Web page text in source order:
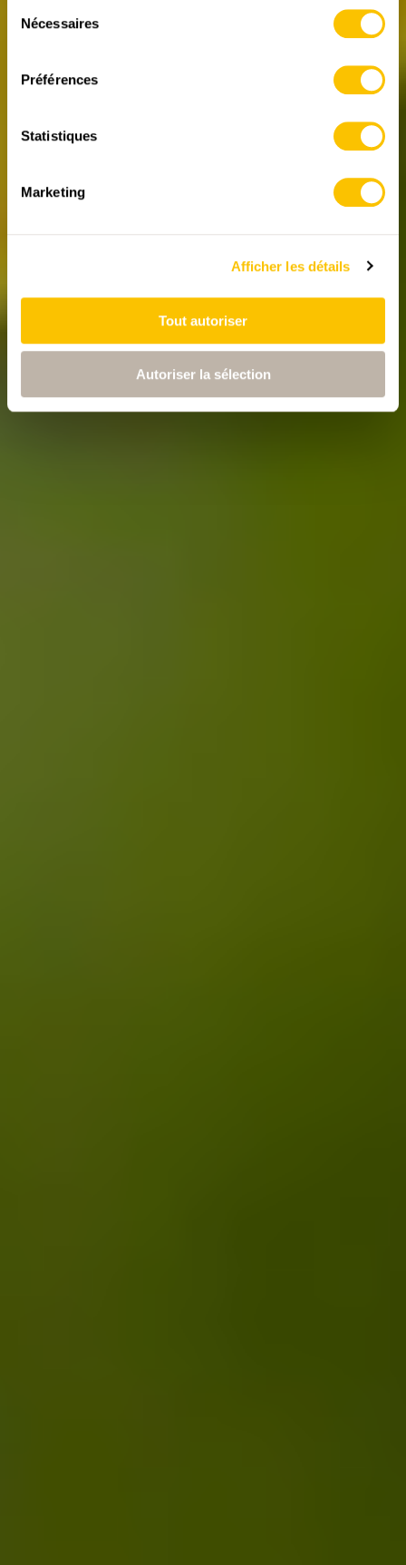
Nécessaires
Préférences
Statistiques
Marketing
Afficher les détails
Tout autoriser
Autoriser la sélection
point culminant du canton de Zoug. Sur son versant
sud, de nombreuses orchidées poussent dans la zone
d’éboulement de Goldau, dont la «reine»: le sabot de